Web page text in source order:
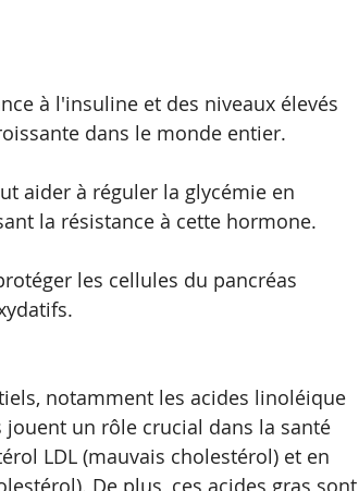
à l'insuline et des niveaux élevés
dans le monde entier.
aider à réguler la glycémie en
la résistance à cette hormone.
les cellules du pancréas
notamment les acides linoléique
jouent un rôle crucial dans la santé
LDL (mauvais cholestérol) et en
De plus, ces acides gras sont